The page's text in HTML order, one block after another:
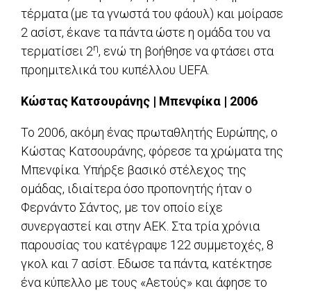
τέρματα (με τα γνωστά του φάουλ) και μοίρασε
2 ασίστ, έκανε τα πάντα ώστε η ομάδα του να
τερματίσει 2η, ενώ τη βοήθησε να φτάσει στα
προημιτελικά του κυπέλλου UEFA.
Κώστας Κατσουράνης | Μπενφίκα | 2006
Το 2006, ακόμη ένας πρωταθλητής Ευρώπης, ο
Κώστας Κατσουράνης, φόρεσε τα χρώματα της
Μπενφίκα. Υπήρξε βασικό στέλεχος της
ομάδας, ιδιαίτερα όσο προπονητής ήταν ο
Φερνάντο Σάντος, με τον οποίο είχε
συνεργαστεί και στην ΑΕΚ. Στα τρία χρόνια
παρουσίας του κατέγραψε 122 συμμετοχές, 8
γκολ και 7 ασίστ. Εδωσε τα πάντα, κατέκτησε
ένα κύπελλο με τους «Αετούς» και άφησε το